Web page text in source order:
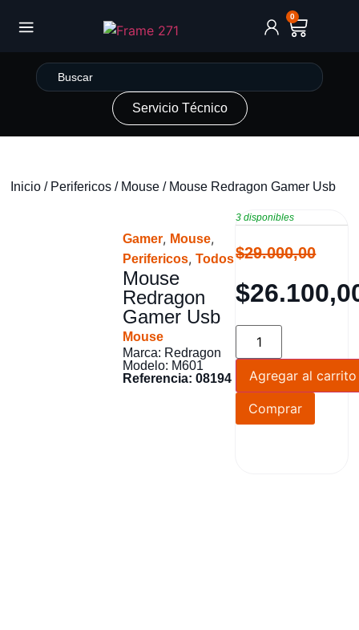
0
Servicio Técnico
Inicio / Perifericos / Mouse / Mouse Redragon Gamer Usb
Gamer, Mouse,
Perifericos, Todos
Mouse
Redragon
Gamer Usb
Mouse
Marca: Redragon
Modelo: M601
Referencia: 08194
3 disponibles
$29.000,00
$
Agregar al carrito
Comprar